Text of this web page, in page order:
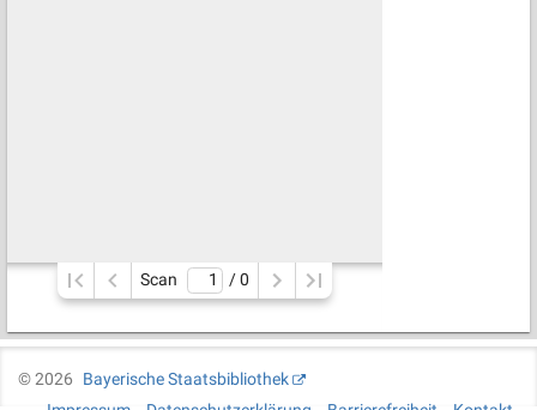
Scan / 0
©2026
Bayerische Staatsbibliothek